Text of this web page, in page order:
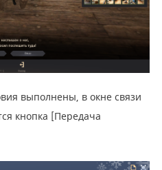
выполнены, в окне связи
кнопка [Передача